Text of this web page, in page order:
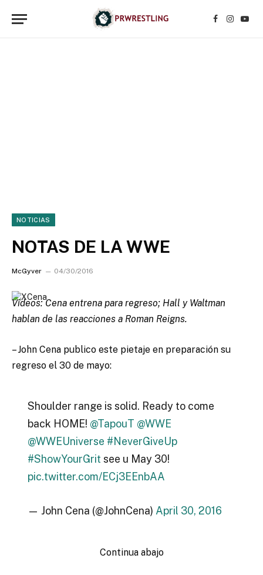
Facebook
NOTICIAS
NOTAS DE LA WWE
McGyver 04/30/2016
Videos: Cena entrena para regreso; Hall y Waltman
hablan de las reacciones a Roman Reigns.
– John Cena publico este pietaje en preparación su
regreso el 30 de mayo:
Shoulder range is solid. Ready to come
back HOME! @TapouT @WWE
@WWEUniverse #NeverGiveUp
#ShowYourGrit see u May 30!
pic.twitter.com/ECj3EEnbAA
— John Cena (@JohnCena) April 30, 2016
Continua abajo